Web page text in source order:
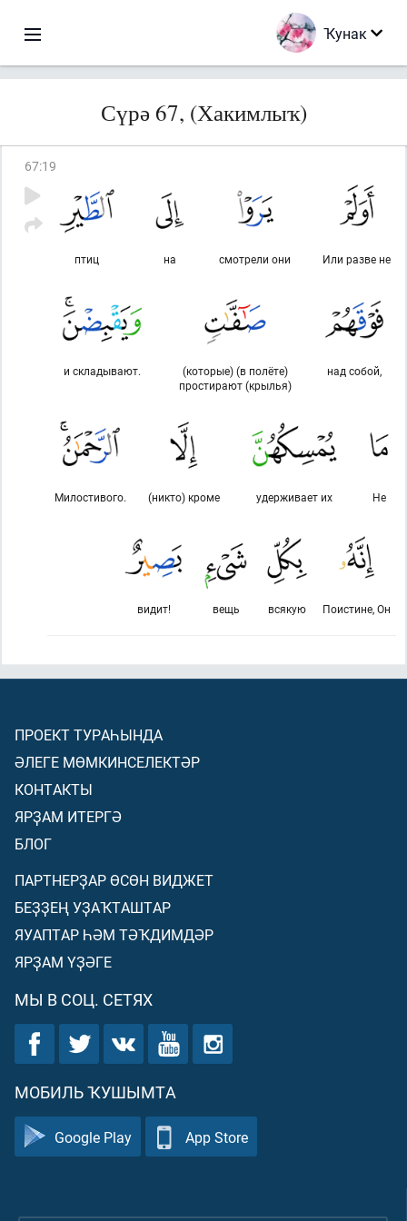
Ҡунак
Сүрә 67, (Хакимлыҡ)
67:19
Или разве не
смотрели они
на
птиц
над собой,
(которые) (в полёте)
простирают (крылья)
и складывают.
Не
удерживает их
(никто) кроме
Милостивого.
Поистине, Он
всякую
вещь
видит!
ПРОЕКТ ТУРАҺЫНДА
ӘЛЕГЕ МӨМКИНСЕЛЕКТӘР
КОНТАКТЫ
ЯРҘАМ ИТЕРГӘ
БЛОГ
ПАРТНЕРҘАР ӨСӨН ВИДЖЕТ
БЕҘҘЕҢ УҘАҠТАШТАР
ЯУАПТАР ҺӘМ ТӘҠДИМДӘР
ЯРҘАМ ҮҘӘГЕ
МЫ В СОЦ. СЕТЯХ
МОБИЛЬ ҠУШЫМТА
Google Play App Store